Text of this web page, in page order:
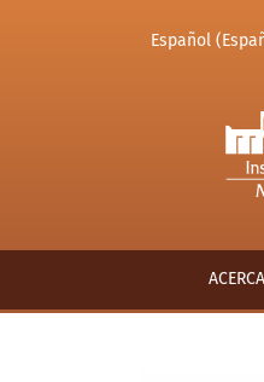
Reseña del
Cambiar el
Español